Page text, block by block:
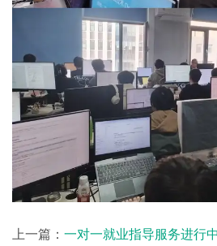
上一篇： 一对一就业指导服务进行中！ 就业帮扶